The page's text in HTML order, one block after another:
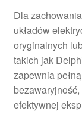
Dla
układów
oryginalnych
takich jak
zapewnia
efektywnej